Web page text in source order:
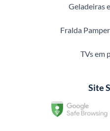
Geladeiras
Fralda
TVs em
Site